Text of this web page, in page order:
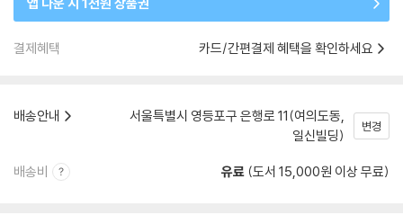
결제혜택 카드/간편결제 혜택을 확인하세요
배송안내
서울특별시 영등포구 은행로 11(여의도동,
일신빌딩)
변경
배송비 유료 (도서 15,000원 이상 무료)